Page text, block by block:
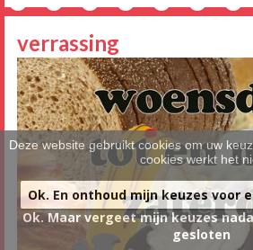
verrassing
Deze website gebruikt cookies om uw
cookies werkt het
Ok. En onthoud mijn keuzes voor
Ok. Maar vergeet mijn keuzes
gesloten